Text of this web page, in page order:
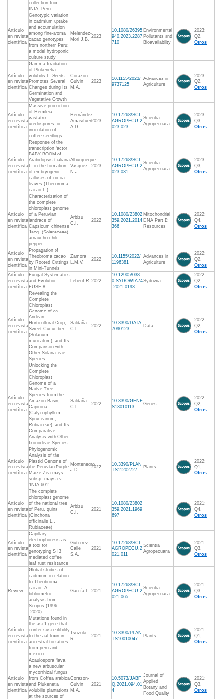
collection from
INIA, Peru
Artículo
en revista
científica
Genotypic variation
in cadmium uptake
and accumulation
among fine-aroma
cacao genotypes
from northern Peru:
a model hydroponic
culture study
Meléndez-
Mori J.B.
2023
10.1080/26395
940.2023.2287
710
Environmental
Pollutants and
Bioavailability
2023:
Q2,
Otros
Artículo
en revista
científica
Gamma Irradiation
of Plukenetia
volubilis L. Seeds
Promotes Several
Changes during Its
Germination and
Vegetative Growth
Corazon-
Guivin
M.A.
2023
10.1155/2023/
9737125
Advances in
Agriculture
2023:
Q2,
Otros
Artículo
en revista
científica
Massive production
of Hemileia
vastatrix
uredospores for
inoculation of
coffee seedlings
Hernández-
Amasifuen
A.D.
2023
10.17268/SCI.
AGROPECU.2
023.023
Scientia
Agropecuaria
2023:
Q3,
Otros
Artículo
en revista
científica
Response of the
transcription factor
BABY BOOM of
Arabidopsis thaliana
L. in the formation
of embryogenic
calluses of cocoa
leaves (Theobroma
cacao L.)
Alburqueque-
Vasquez
N.J.
2023
10.17268/SCI.
AGROPECU.2
023.031
Scientia
Agropecuaria
2023:
Q3,
Otros
Artículo
en revista
científica
Characterization of
the complete
chloroplast genome
of a Peruvian
landrace of
Capsicum chinense
Jacq. (Solanaceae),
arnaucho chili
pepper
Arbizu
C.I.
2022
10.1080/23802
359.2021.2014
366
Mitochondrial
DNA Part B:
Resources
2022:
Q4,
Otros
Artículo
en revista
científica
Propagation of
Theobroma cacao
by Rooted Cuttings
in Mini-Tunnels
Zamora
L.M.V.
2022
10.1155/2022/
1196381
Advances in
Agriculture
2022:
Q2,
Otros
Artículo
en revista
científica
Fungal Systematics
and Evolution:
FUSE 8
Lebeuf R. 2022
10.12905/038
0.SYDOWIA74
-2021-0193
Sydowia
2022:
Q2,
Otros
Artículo
en revista
científica
Revealing the
Complete
Chloroplast
Genome of an
Andean
Horticultural Crop,
Sweet Cucumber
(Solanum
muricatum), and Its
Comparison with
Other Solanaceae
Species
Saldaña
C.L.
2022
10.3390/DATA
7090123
Data
2022:
Q2,
Otros
Artículo
en revista
científica
Unlocking the
Complete
Chloroplast
Genome of a
Native Tree
Species from the
Amazon Basin,
Capirona
(Calycophyllum
Spruceanum,
Rubiaceae), and Its
Comparative
Analysis with Other
Ixoroideae Species
Saldaña
C.L.
2022
10.3390/GENE
S13010113
Genes
2022:
Q2,
Otros
Artículo
en revista
científica
Phylogenomic
Analysis of the
Plastid Genome of
the Peruvian Purple
Maize Zea mays
subsp. mays cv.
‘INIA 601’
Montenegro
J.D.
2022
10.3390/PLAN
TS11202727
Plants
2022:
Q1,
Otros
Artículo
en revista
científica
The complete
chloroplast genome
of the national tree
of Peru, quina
(Cinchona
officinalis L.,
Rubiaceae)
Arbizu
C.I.
2021
10.1080/23802
359.2021.1969
697
2021:
Q4,
Otros
Artículo
en revista
científica
Capillary
electrophoresis as
a tool for
genotyping SH3
mediated coffee
leaf rust resistance
Guti rrez-
Calle
S.A.
2021
10.17268/SCI.
AGROPECU.2
021.011
Scientia
Agropecuaria
2021:
Q3,
Otros
Review
Global studies of
cadmium in relation
to Theobroma
cacao: A
bibliometric
analysis from
Scopus (1996
-2020)
García L. 2021
10.17268/SCI.
AGROPECU.2
021.065
Scientia
Agropecuaria
2021:
Q3,
Otros
Artículo
en revista
científica
Mutations found in
the asc1 gene that
confer susceptibility
to the aal-toxin in
ancestral tomatoes
from peru and
mexico
Tsuzuki
R.
2021
10.3390/PLAN
TS10010047
Plants
2021:
Q1,
Otros
Artículo
en revista
científica
Acaulospora flava,
a new arbuscular
mycorrhizal fungus
from Coffea arabica
and Plukenetia
volubilis plantations
at the sources of
Corazon-
Guivin
M.A.
2021
10.5073/JABF
Q.2021.094.01
4
Journal of
Applied
Botany and
Food Quality
2021:
Q3,
Otros